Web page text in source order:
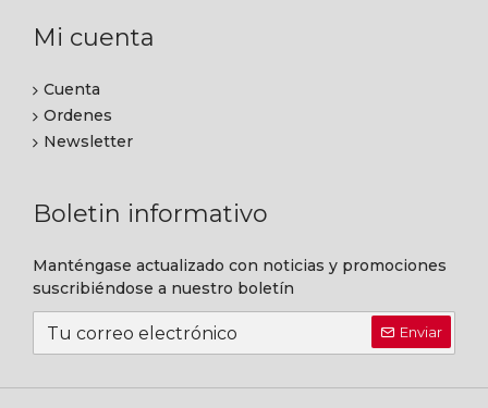
Mi cuenta
Cuenta
Ordenes
Newsletter
Boletin informativo
Manténgase actualizado con noticias y promociones
suscribiéndose a nuestro boletín
Enviar